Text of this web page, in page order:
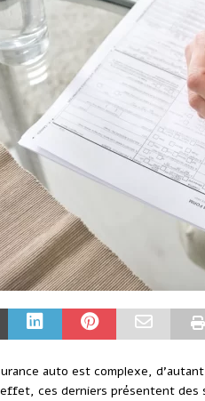
auto est complexe,
ces derniers présentent